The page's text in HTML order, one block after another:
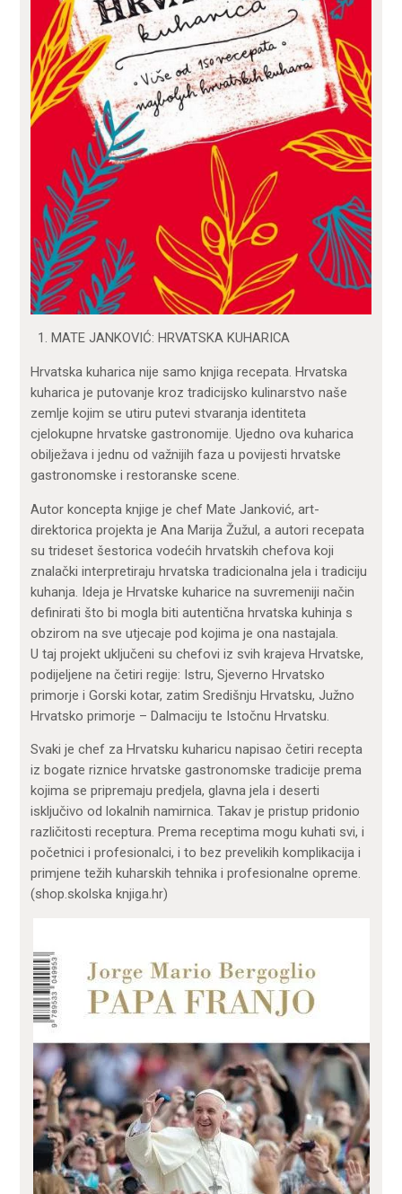
MATE JANKOVIĆ: HRVATSKA KUHARICA
Hrvatska kuharica nije samo knjiga recepata. Hrvatska
kuharica je putovanje kroz tradicijsko kulinarstvo naše
zemlje kojim se utiru putevi stvaranja identiteta
cjelokupne hrvatske gastronomije. Ujedno ova kuharica
obilježava i jednu od važnijih faza u povijesti hrvatske
gastronomske i restoranske scene.
Autor koncepta knjige je chef Mate Janković, art-
direktorica projekta je Ana Marija Žužul, a autori recepata
su trideset šestorica vodećih hrvatskih chefova koji
znalački interpretiraju hrvatska tradicionalna jela i tradiciju
kuhanja. Ideja je Hrvatske kuharice na suvremeniji način
definirati što bi mogla biti autentična hrvatska kuhinja s
obzirom na sve utjecaje pod kojima je ona nastajala.
U taj projekt uključeni su chefovi iz svih krajeva Hrvatske,
podijeljene na četiri regije: Istru, Sjeverno Hrvatsko
primorje i Gorski kotar, zatim Središnju Hrvatsku, Južno
Hrvatsko primorje – Dalmaciju te Istočnu Hrvatsku.
Svaki je chef za Hrvatsku kuharicu napisao četiri recepta
iz bogate riznice hrvatske gastronomske tradicije prema
kojima se pripremaju predjela, glavna jela i deserti
isključivo od lokalnih namirnica. Takav je pristup pridonio
različitosti receptura. Prema receptima mogu kuhati svi, i
početnici i profesionalci, i to bez prevelikih komplikacija i
primjene težih kuharskih tehnika i profesionalne opreme.
(shop.skolska knjiga.hr)